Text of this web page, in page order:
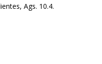
Ags. 10.4.